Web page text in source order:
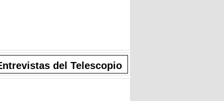
del Telescopio